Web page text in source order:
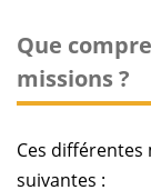
Que
missions ?
Ces
suivantes :